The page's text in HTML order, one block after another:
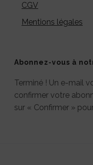
CGV
Mentions légales
Abonnez-vous à
Terminé ! Un e-mail
confirmer votre
sur « Confirmer »